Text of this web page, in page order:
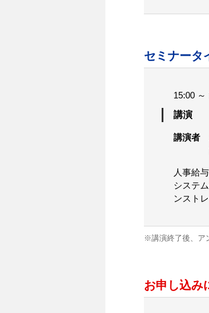
セミナータ
15:00 ～
講演 グ
講演者
営
人事給
システ
ンスト
※講演終了後、ア
お申し込み